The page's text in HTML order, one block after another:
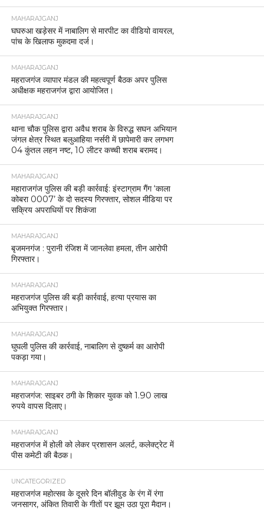
MAHARAJGANJ
घघरुआ खड़ेसर में नाबालिग से मारपीट का वीडियो वायरल,
पांच के खिलाफ मुकदमा दर्ज।
MAHARAJGANJ
महराजगंज व्यापार मंडल की महत्वपूर्ण बैठक अपर पुलिस
अधीक्षक महराजगंज द्वारा आयोजित।
MAHARAJGANJ
थाना चौक पुलिस द्वारा अवैध शराब के विरुद्ध सघन अभियान
जंगल क्षेत्र स्थित बलुआहिया नर्सरी में छापेमारी कर लगभग
04 कुंतल लहन नष्ट, 10 लीटर कच्ची शराब बरामद।
MAHARAJGANJ
महाराजगंज पुलिस की बड़ी कार्रवाई: इंस्टाग्राम गैंग ‘काला
कोबरा 0007’ के दो सदस्य गिरफ्तार, सोशल मीडिया पर
सक्रिय अपराधियों पर शिकंजा
MAHARAJGANJ
बृजमनगंज : पुरानी रंजिश में जानलेवा हमला, तीन आरोपी
गिरफ्तार।
MAHARAJGANJ
महराजगंज पुलिस की बड़ी कार्रवाई, हत्या प्रयास का
अभियुक्त गिरफ्तार।
MAHARAJGANJ
घुघली पुलिस की कार्रवाई, नाबालिग से दुष्कर्म का आरोपी
पकड़ा गया।
MAHARAJGANJ
महराजगंज: साइबर ठगी के शिकार युवक को 1.90 लाख
रुपये वापस दिलाए।
MAHARAJGANJ
महराजगंज में होली को लेकर प्रशासन अलर्ट, कलेक्ट्रेट में
पीस कमेटी की बैठक।
UNCATEGORIZED
महराजगंज महोत्सव के दूसरे दिन बॉलीवुड के रंग में रंगा
जनसागर, अंकित तिवारी के गीतों पर झूम उठा पूरा मैदान।